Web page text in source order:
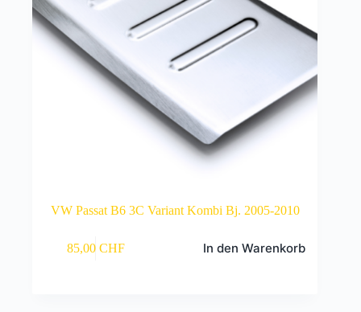
VW Passat B6 3C Variant Kombi Bj. 2005-2010
85,00 CHF In den Warenkorb